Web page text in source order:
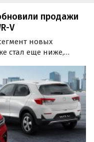
продажи
V
новых
стал еще ниже,
россиянам из
из классифайдов